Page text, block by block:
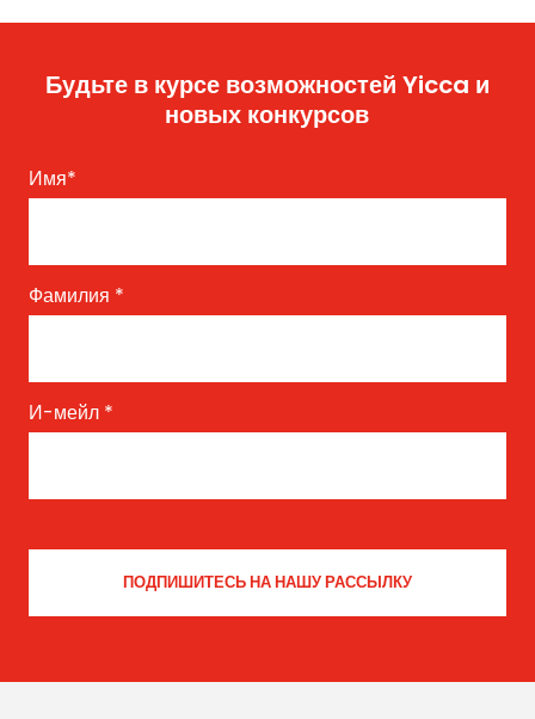
Будьте в курсе возможностей Yicca и
новых конкурсов
Имя*
Фамилия *
И-мейл *